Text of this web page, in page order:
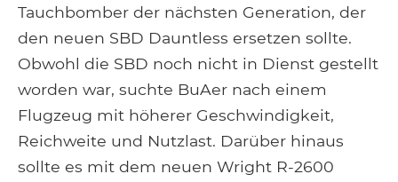
Tauchbomber der nächsten Generation, der
den neuen SBD Dauntless ersetzen sollte.
Obwohl die SBD noch nicht in Dienst gestellt
worden war, suchte BuAer nach einem
Flugzeug mit höherer Geschwindigkeit,
Reichweite und Nutzlast. Darüber hinaus
sollte es mit dem neuen Wright R-2600